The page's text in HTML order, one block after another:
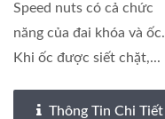
Speed nuts có cả chức
năng của đai khóa và ốc.
Khi ốc được siết chặt,...
Thông Tin Chi Tiết